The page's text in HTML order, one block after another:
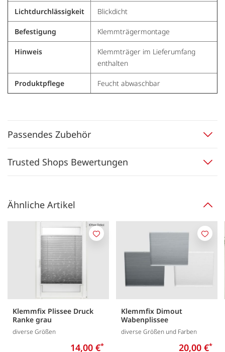
Lichtdurchlässigkeit Blickdicht
Befestigung Klemmträgermontage
Hinweis
Klemmträger im Lieferumfang
enthalten
Produktpflege Feucht abwaschbar
Passendes Zubehör
Trusted Shops Bewertungen
Ähnliche Artikel
Klemmfix Plissee Druck
Ranke grau
diverse Größen
14,00 €*
Merken
Klemmfix Dimout
Wabenplissee
diverse Größen und Farben
20,00 €*